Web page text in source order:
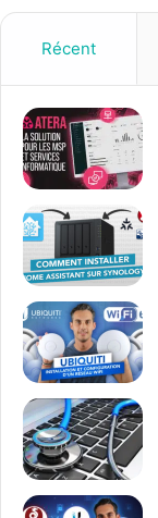
r
e
a
d
s
e
m
a
Récent